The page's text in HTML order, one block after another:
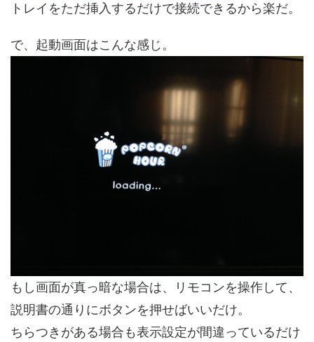
トレイをただ挿入するだけで接続できるから楽だ。
で、起動画面はこんな感じ。
もし画面が真っ暗な場合は、リモコンを操作して、
説明書の通りにボタンを押せばいいだけ。
ちらつきがある場合も表示設定が間違っているだけ